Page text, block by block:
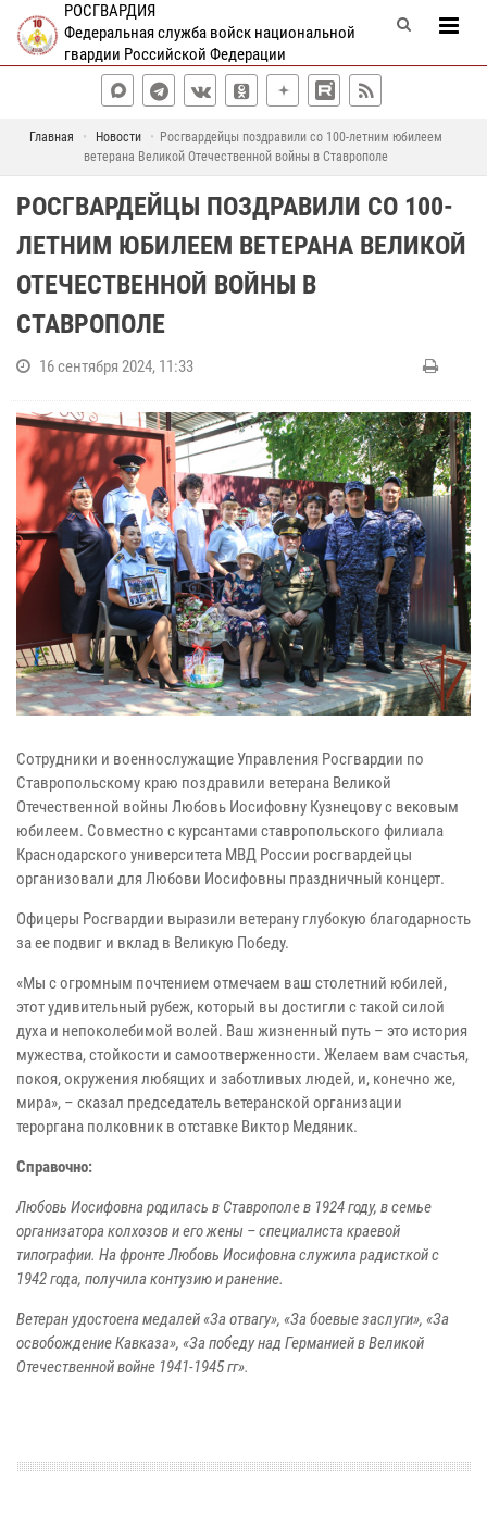
РОСГВАРДИЯ
Федеральная служба войск национальной
гвардии Российской Федерации
Главная Новости
Росгвардейцы поздравили со 100-летним юбилеем
ветерана Великой Отечественной войны в Ставрополе
РОСГВАРДЕЙЦЫ ПОЗДРАВИЛИ СО 100-
ЛЕТНИМ ЮБИЛЕЕМ ВЕТЕРАНА ВЕЛИКОЙ
ОТЕЧЕСТВЕННОЙ ВОЙНЫ В
СТАВРОПОЛЕ
16 сентября 2024, 11:33
Сотрудники и военнослужащие Управления Росгвардии по
Ставропольскому краю поздравили ветерана Великой
Отечественной войны Любовь Иосифовну Кузнецову с вековым
юбилеем. Совместно с курсантами ставропольского филиала
Краснодарского университета МВД России росгвардейцы
организовали для Любови Иосифовны праздничный концерт.
Офицеры Росгвардии выразили ветерану глубокую благодарность
за ее подвиг и вклад в Великую Победу.
«Мы с огромным почтением отмечаем ваш столетний юбилей,
этот удивительный рубеж, который вы достигли с такой силой
духа и непоколебимой волей. Ваш жизненный путь – это история
мужества, стойкости и самоотверженности. Желаем вам счастья,
покоя, окружения любящих и заботливых людей, и, конечно же,
мира», – сказал председатель ветеранской организации
тероргана полковник в отставке Виктор Медяник.
Справочно:
Любовь Иосифовна родилась в Ставрополе в 1924 году, в семье
организатора колхозов и его жены – специалиста краевой
типографии. На фронте Любовь Иосифовна служила радисткой с
1942 года, получила контузию и ранение.
Ветеран удостоена медалей «За отвагу», «За боевые заслуги», «За
освобождение Кавказа», «За победу над Германией в Великой
Отечественной войне 1941-1945 гг».